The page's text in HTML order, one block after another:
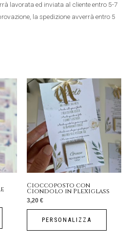
lavorata ed inviata al cliente entro 5-7
la spedizione avverrà entro 5
Cioccoposto con
Ciondolo in Plexiglass
3,20 €
PERSONALIZZA